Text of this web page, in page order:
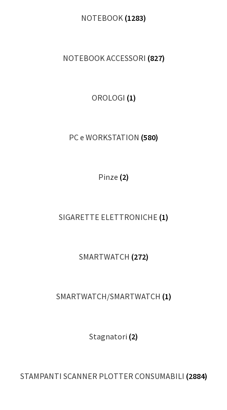
NOTEBOOK (1283)
NOTEBOOK ACCESSORI (827)
OROLOGI (1)
PC e WORKSTATION (580)
Pinze (2)
SIGARETTE ELETTRONICHE (1)
SMARTWATCH (272)
SMARTWATCH/SMARTWATCH (1)
Stagnatori (2)
STAMPANTI SCANNER PLOTTER CONSUMABILI (2884)